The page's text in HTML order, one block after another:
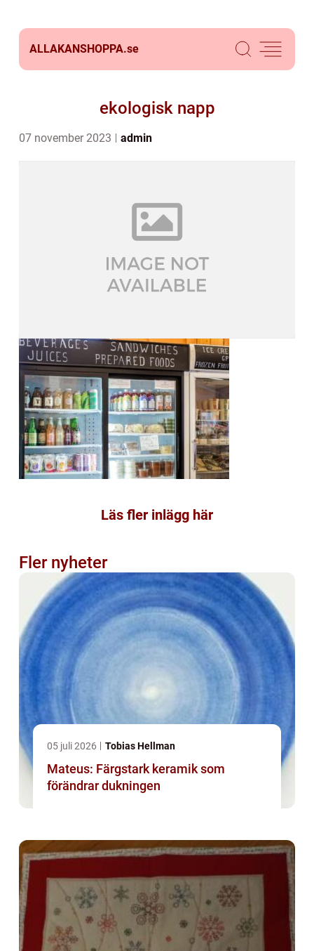
ALLAKANSHOPPA.se
ekologisk napp
07 november 2023 admin
Läs fler inlägg här
Fler nyheter
05 juli 2026 Tobias Hellman
Mateus: Färgstark keramik som
förändrar dukningen